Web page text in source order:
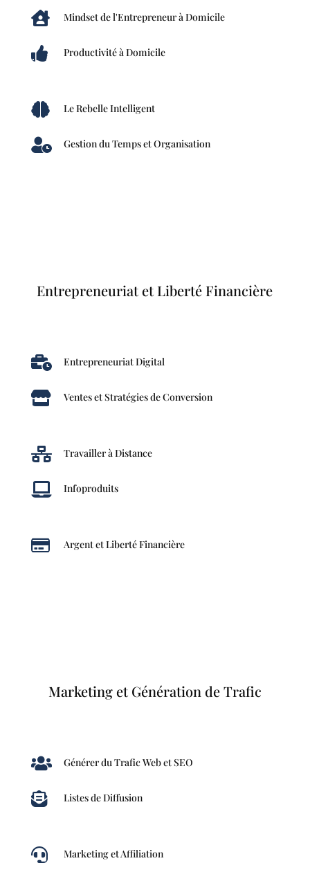
 Mindset de l'Entrepreneur à Domicile
 Productivité à Domicile
 Le Rebelle Intelligent
 Gestion du Temps et Organisation
Entrepreneuriat et Liberté Financière
 Entrepreneuriat Digital
 Ventes et Stratégies de Conversion
 Travailler à Distance
 Infoproduits
 Argent et Liberté Financière
Marketing et Génération de Trafic
 Générer du Trafic Web et SEO
 Listes de Diffusion
 Marketing et Affiliation